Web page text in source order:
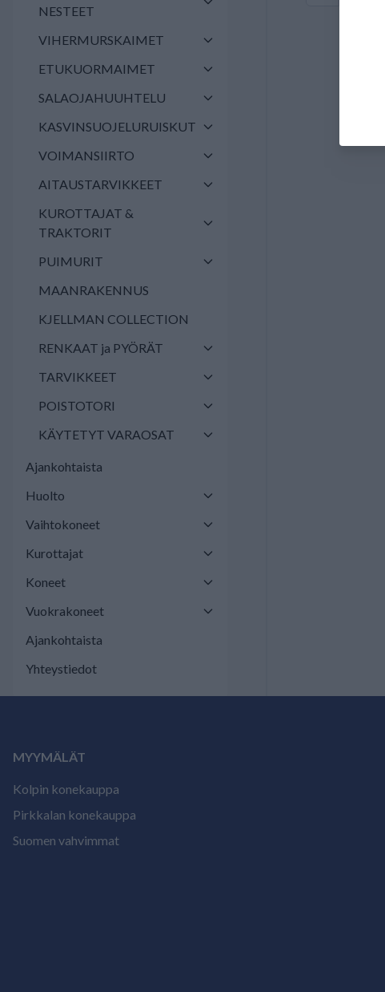
NESTEET
VIHERMURSKAIMET
ETUKUORMAIMET
SALAOJAHUUHTELU
KASVINSUOJELURUISKUT
VOIMANSIIRTO
AITAUSTARVIKKEET
KUROTTAJAT &
TRAKTORIT
PUIMURIT
MAANRAKENNUS
KJELLMAN COLLECTION
RENKAAT ja PYÖRÄT
TARVIKKEET
POISTOTORI
KÄYTETYT VARAOSAT
Ajankohtaista
Huolto
Vaihtokoneet
Kurottajat
Koneet
Vuokrakoneet
Ajankohtaista
Yhteystiedot
MYYMÄLÄT
Kolpin konekauppa
Pirkkalan konekauppa
Suomen vahvimmat